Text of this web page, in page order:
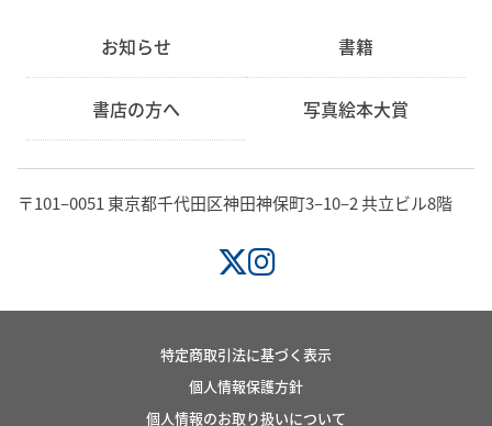
お知らせ 書籍
書店の方へ 写真絵本大賞
〒101‒0051 東京都千代田区神田神保町3‒10‒2 共立ビル8階
特定商取引法に基づく表示
個人情報保護方針
個人情報のお取り扱いについて